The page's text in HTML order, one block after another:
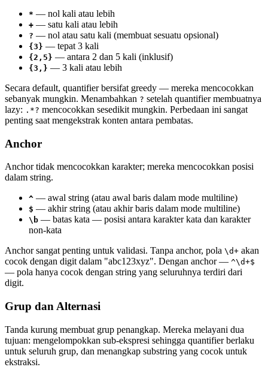
* — nol kali atau lebih
+ — satu kali atau lebih
? — nol atau satu kali (membuat sesuatu opsional)
{3} — tepat 3 kali
{2,5} — antara 2 dan 5 kali (inklusif)
{3,} — 3 kali atau lebih
Secara default, quantifier bersifat greedy — mereka mencocokkan
sebanyak mungkin. Menambahkan ? setelah quantifier membuatnya
lazy: .*? mencocokkan sesedikit mungkin. Perbedaan ini sangat
penting saat mengekstrak konten antara pembatas.
Anchor
Anchor tidak mencocokkan karakter; mereka mencocokkan posisi
dalam string.
^ — awal string (atau awal baris dalam mode multiline)
$ — akhir string (atau akhir baris dalam mode multiline)
\b — batas kata — posisi antara karakter kata dan karakter
non-kata
Anchor sangat penting untuk validasi. Tanpa anchor, pola \d+ akan
cocok dengan digit dalam "abc123xyz". Dengan anchor — ^\d+$
— pola hanya cocok dengan string yang seluruhnya terdiri dari
digit.
Grup dan Alternasi
Tanda kurung membuat grup penangkap. Mereka melayani dua
tujuan: mengelompokkan sub-ekspresi sehingga quantifier berlaku
untuk seluruh grup, dan menangkap substring yang cocok untuk
ekstraksi.